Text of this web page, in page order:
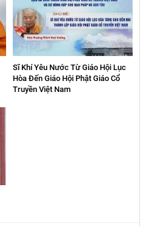
Sĩ Khí Yêu Nước Từ Giáo Hội Lục
Hòa Đến Giáo Hội Phật Giáo Cổ
Truyền Việt Nam